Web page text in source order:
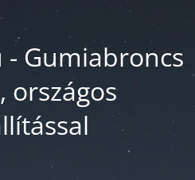
Gumiabroncs
országos